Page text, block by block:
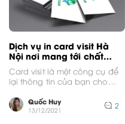
Dịch vụ in card visit Hà
Nội nơi mang tới chất
lượng card visit tốt nhất
cho mọi khách hàng
Card visit là một công cụ để
lại thông tin của bạn cho
trường...Quốc Huy
13/12/2021 2